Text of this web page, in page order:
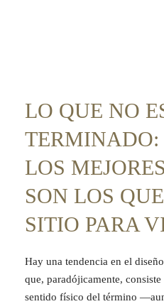
LO QUE NO
TERMINADO:
LOS
SON LOS
SITIO PARA
Hay una tendencia en el
que, paradójicamente,
sentido físico del término